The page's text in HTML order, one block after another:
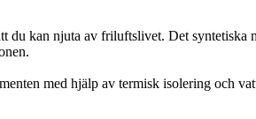
du kan njuta av friluftslivet. Det
med hjälp av termisk isolering och